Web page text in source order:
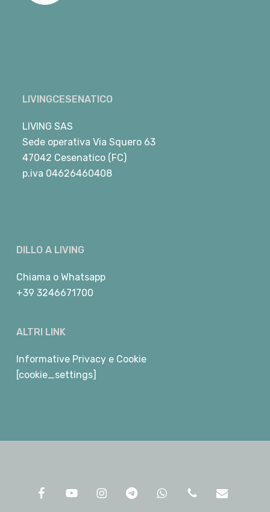
LIVINGCESENATICO
LIVING SAS
Sede operativa Via Squero 63
47042 Cesenatico (FC)
p.iva 04626460408
DILLO A LIVING
Chiama o Whatsapp
+39 3246671700
ALTRI LINK
Informative Privacy e Cookie
[cookie_settings]
facebookyoutubeinstagramtelegramwhatsappphone email